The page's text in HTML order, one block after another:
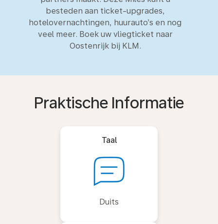
besteden aan ticket-upgrades,
hotelovernachtingen, huurauto’s en nog
veel meer. Boek uw vliegticket naar
Oostenrijk bij KLM.
Praktische Informatie
Taal
Duits